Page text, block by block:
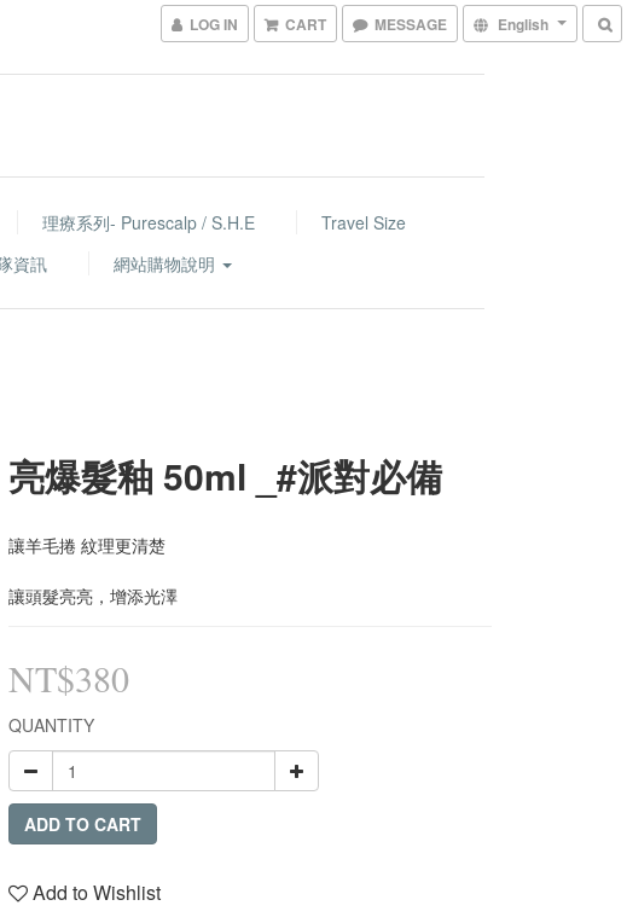
LOG IN CART MESSAGE English
理療系列- Purescalp / S.H.E
Travel Size
資訊 網站購物說明
亮爆髮釉 50ml _#派對必備
讓羊毛捲 紋理更清楚
讓頭髮亮亮，增添光澤
NT$380
QUANTITY
ADD TO CART
Add to Wishlist